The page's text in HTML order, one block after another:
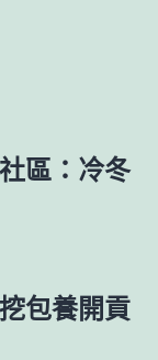
區：冷冬
包養開貢